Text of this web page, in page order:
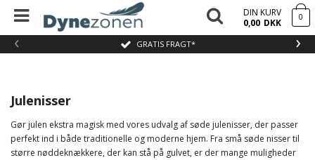
GRATIS FRAGT*
‹ ›
DIN KURV
0,00 DKK 0
Julenisser
Gør julen ekstra magisk med vores udvalg af søde julenisser, der passer
perfekt ind i både traditionelle og moderne hjem. Fra små søde nisser til
større nøddeknækkere, der kan stå på gulvet, er der mange muligheder